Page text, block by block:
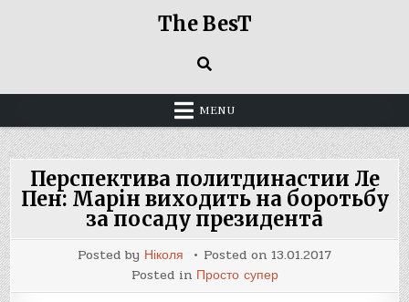
The BesT
MENU
Перспектива политдинастии Ле
Пен: Марін виходить на боротьбу
за посаду президента
Posted by Ніколя Posted on 13.01.2017
Posted in Просто супер